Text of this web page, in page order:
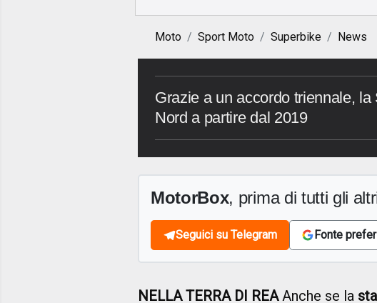
Moto Sport Moto Superbike News
Grazie a un accordo triennale, la
Nord a partire dal 2019
MotorBox, prima di tutti gli
Seguici su Telegram Fonte
NELLA TERRA DI REAAnche se la